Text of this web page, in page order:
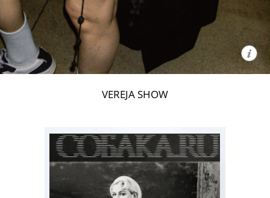
VEREJA SHOW